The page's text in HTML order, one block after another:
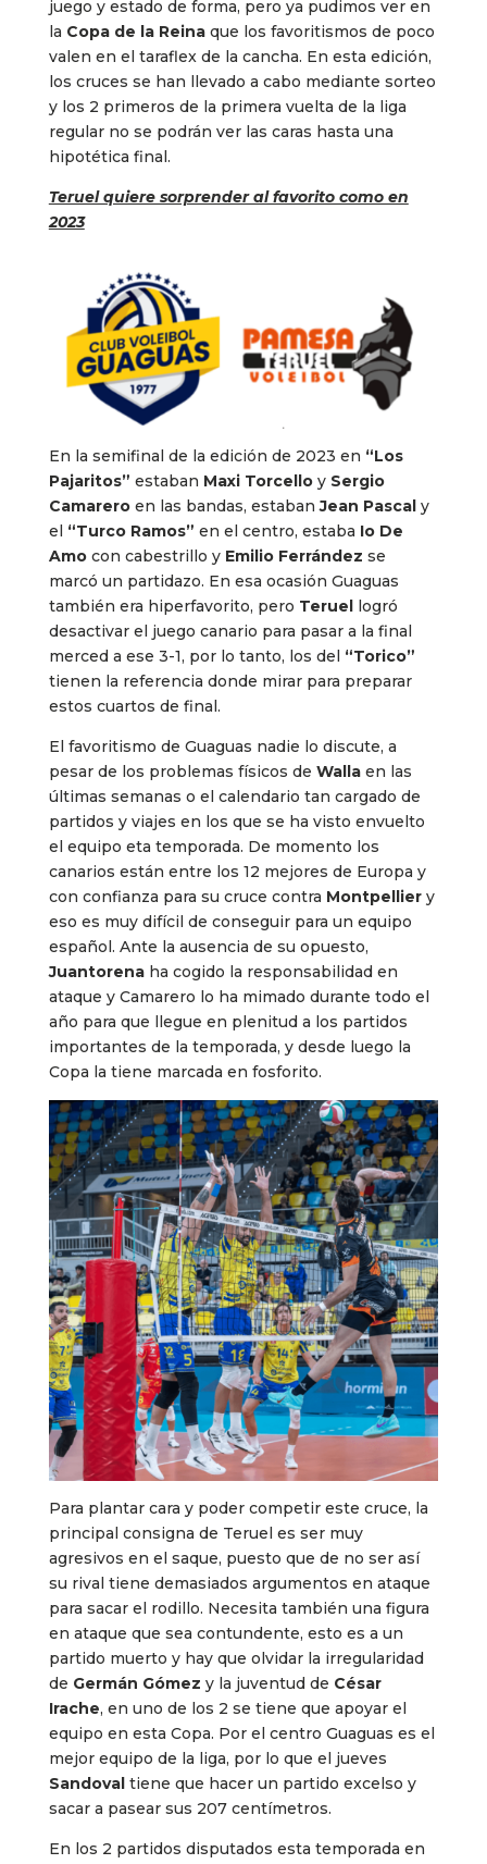
juego y estado de forma, pero ya pudimos ver en
la Copa de la Reina que los favoritismos de poco
valen en el taraflex de la cancha. En esta edición,
los cruces se han llevado a cabo mediante sorteo
y los 2 primeros de la primera vuelta de la liga
regular no se podrán ver las caras hasta una
hipotética final.
Teruel quiere sorprender al favorito como en
2023
En la semifinal de la edición de 2023 en “Los
Pajaritos” estaban Maxi Torcelloy Sergio
Camarero en las bandas, estabanJean Pascaly
el “Turco Ramos” en el centro, estaba Io De
Amocon cabestrillo y Emilio Ferrández se
marcó un partidazo. En esa ocasión Guaguas
también era hiperfavorito, pero Teruellogró
desactivar el juego canario para pasar a la final
merced a ese 3-1, por lo tanto, los del “Torico”
tienen la referencia donde mirar para preparar
estos cuartos de final.
El favoritismo de Guaguas nadie lo discute, a
pesar de los problemas físicos de Wallaen las
últimas semanas o el calendario tan cargado de
partidos y viajes en los que se ha visto envuelto
el equipo eta temporada. De momento los
canarios están entre los 12 mejores de Europa y
con confianza para su cruce contra Montpelliery
eso es muy difícil de conseguir para un equipo
español. Ante la ausencia de su opuesto,
Juantorenaha cogido la responsabilidad en
ataque y Camarero lo ha mimado durante todo el
año para que llegue en plenitud a los partidos
importantes de la temporada, y desde luego la
Copa la tiene marcada en fosforito.
Para plantar cara y poder competir este cruce, la
principal consigna de Teruel es ser muy
agresivos en el saque, puesto que de no ser así
su rival tiene demasiados argumentos en ataque
para sacar el rodillo. Necesita también una figura
en ataque que sea contundente, esto es a un
partido muerto y hay que olvidar la irregularidad
de Germán Gómez y la juventud de César
Irache, en uno de los 2 se tiene que apoyar el
equipo en esta Copa. Por el centro Guaguas es el
mejor equipo de la liga, por lo que el jueves
Sandovaltiene que hacer un partido excelso y
sacar a pasear sus 207 centímetros.
En los 2 partidos disputados esta temporada en